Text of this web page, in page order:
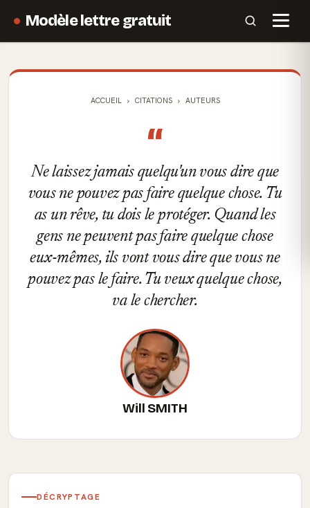
Modèle lettre gratuit
ACCUEIL CITATIONS AUTEURS
“
Ne laissez jamais quelqu'un vous dire que
vous ne pouvez pas faire quelque chose. Tu
as un rêve, tu dois le protéger. Quand les
gens ne peuvent pas faire quelque chose
eux-mêmes, ils vont vous dire que vous ne
pouvez pas le faire. Tu veux quelque chose,
va le chercher.
Will SMITH
DÉCRYPTAGE